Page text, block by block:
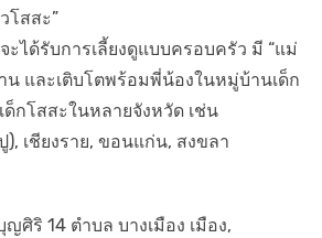
โสสะ”
ะได้รับการเลี้ยงดูแบบครอบครัว มี “แม่
น และเติบโตพร้อมพี่น้องในหมู่บ้านเด็ก
กโสสะในหลายจังหวัด เช่น
เชียงราย, ขอนแก่น, สงขลา
ศิริ 14 ตำบล บางเมือง เมือง,